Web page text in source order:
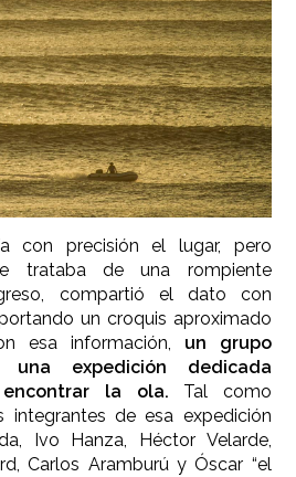
con precisión el lugar, pero
trataba de una rompiente
compartió el dato con
un croquis aproximado
esa información, un grupo
una expedición dedicada
la ola. Tal como
integrantes de esa expedición
Ivo Hanza, Héctor Velarde,
Carlos Aramburú y Óscar “el